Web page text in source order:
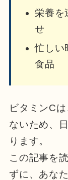
栄養を
せ
忙しい
食品
ビタミンC
ないため、
ります。
この記事を
ずに、あな